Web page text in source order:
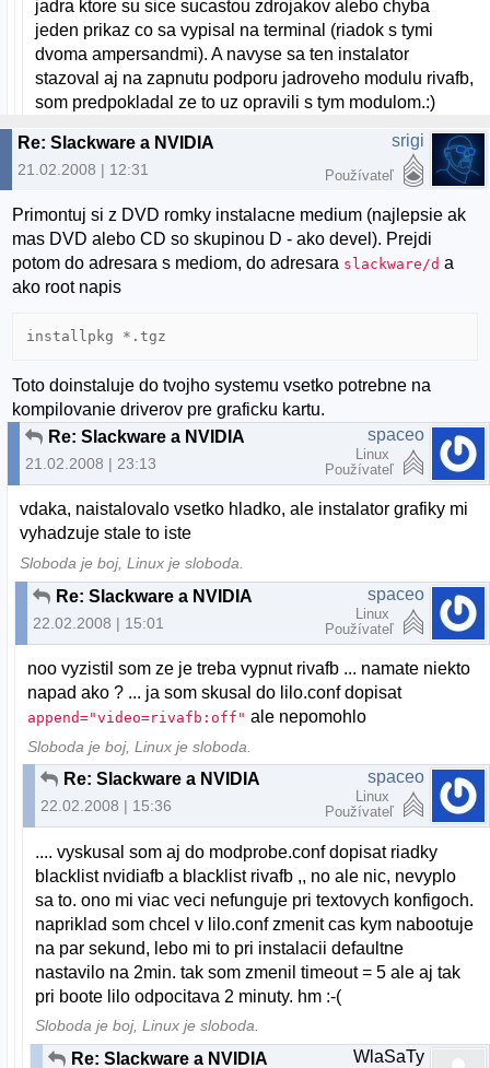
jadra ktore su sice sucastou zdrojakov alebo chyba
jeden prikaz co sa vypisal na terminal (riadok s tymi
dvoma ampersandmi). A navyse sa ten instalator
stazoval aj na zapnutu podporu jadroveho modulu rivafb,
som predpokladal ze to uz opravili s tym modulom.:)
Re: Slackware a NVIDIA
21.02.2008 | 12:31
srigi
Používateľ
Primontuj si z DVD romky instalacne medium (najlepsie ak
mas DVD alebo CD so skupinou D - ako devel). Prejdi
potom do adresara s mediom, do adresara slackware/d a
ako root napis
Toto doinstaluje do tvojho systemu vsetko potrebne na
kompilovanie driverov pre graficku kartu.
Re: Slackware a NVIDIA
21.02.2008 | 23:13
spaceo
Linux
Používateľ
vdaka, naistalovalo vsetko hladko, ale instalator grafiky mi
vyhadzuje stale to iste
Sloboda je boj, Linux je sloboda.
Re: Slackware a NVIDIA
22.02.2008 | 15:01
spaceo
Linux
Používateľ
noo vyzistil som ze je treba vypnut rivafb ... namate niekto
napad ako ? ... ja som skusal do lilo.conf dopisat
append="video=rivafb:off" ale nepomohlo
Sloboda je boj, Linux je sloboda.
Re: Slackware a NVIDIA
22.02.2008 | 15:36
spaceo
Linux
Používateľ
.... vyskusal som aj do modprobe.conf dopisat riadky
blacklist nvidiafb a blacklist rivafb ,, no ale nic, nevyplo
sa to. ono mi viac veci nefunguje pri textovych konfigoch.
napriklad som chcel v lilo.conf zmenit cas kym nabootuje
na par sekund, lebo mi to pri instalacii defaultne
nastavilo na 2min. tak som zmenil timeout = 5 ale aj tak
pri boote lilo odpocitava 2 minuty. hm :-(
Sloboda je boj, Linux je sloboda.
Re: Slackware a NVIDIA WlaSaTy